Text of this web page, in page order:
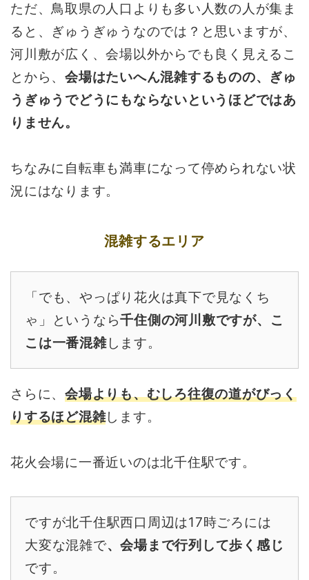
ただ、鳥取県の人口よりも多い人数の人が集ま
ると、ぎゅうぎゅうなのでは？と思いますが、
河川敷が広く、会場以外からでも良く見えるこ
とから、会場はたいへん混雑するものの、ぎゅ
うぎゅうでどうにもならないというほどではあ
りません。
ちなみに自転車も満車になって停められない状
況にはなります。
混雑するエリア
「でも、やっぱり花火は真下で見なくち
ゃ」というなら千住側の河川敷ですが、こ
こは一番混雑します。
さらに、会場よりも、むしろ往復の道がびっく
りするほど混雑します。
花火会場に一番近いのは北千住駅です。
ですが北千住駅西口周辺は17時ごろには
大変な混雑で、会場まで行列して歩く感じ
です。